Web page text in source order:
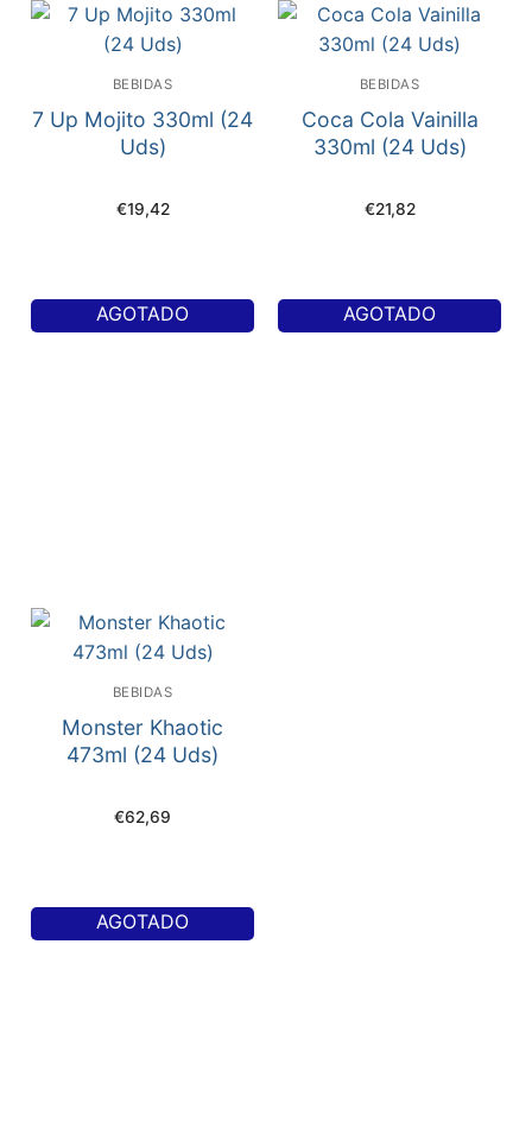
BEBIDAS
7 Up Mojito 330ml (24
Uds)
€19,42
AGOTADO
BEBIDAS
Coca Cola Vainilla
330ml (24 Uds)
€21,82
AGOTADO
BEBIDAS
Monster Khaotic
473ml (24 Uds)
€62,69
AGOTADO